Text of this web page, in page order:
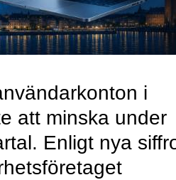
i
att minska under
Enligt nya